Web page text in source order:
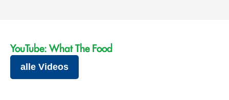
YouTube: What The Food
alle Videos